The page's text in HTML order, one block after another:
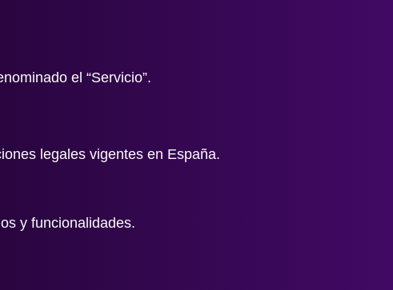
el “Servicio”.
legales vigentes en España.
y funcionalidades.